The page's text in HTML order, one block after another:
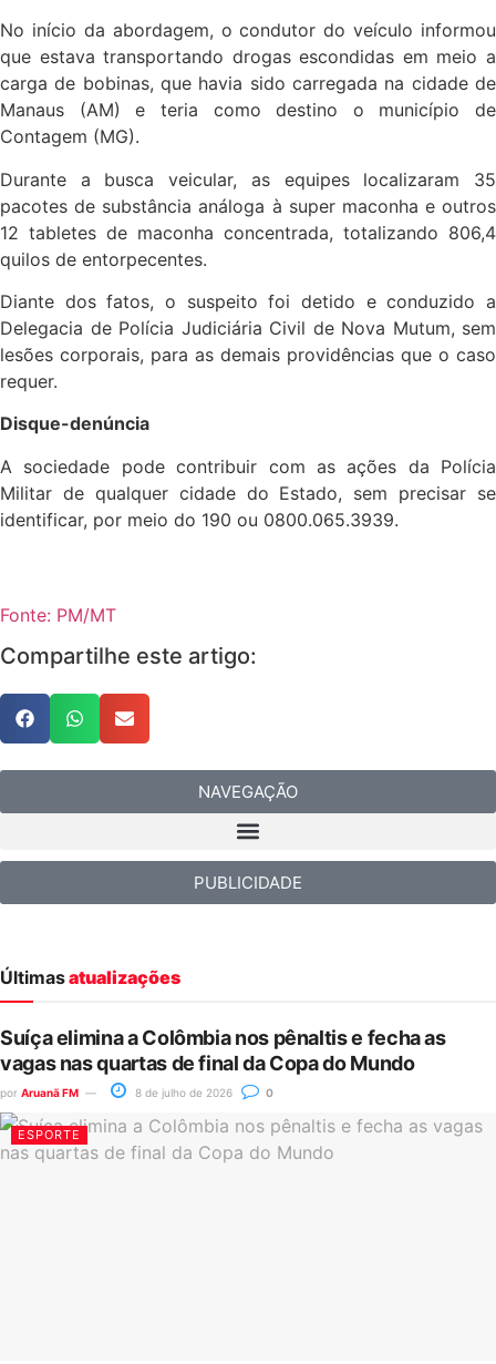
No início da abordagem, o condutor do veículo informou
que estava transportando drogas escondidas em meio a
carga de bobinas, que havia sido carregada na cidade de
Manaus (AM) e teria como destino o município de
Contagem (MG).
Durante a busca veicular, as equipes localizaram 35
pacotes de substância análoga à super maconha e outros
12 tabletes de maconha concentrada, totalizando 806,4
quilos de entorpecentes.
Diante dos fatos, o suspeito foi detido e conduzido a
Delegacia de Polícia Judiciária Civil de Nova Mutum, sem
lesões corporais, para as demais providências que o caso
requer.
Disque-denúncia
A sociedade pode contribuir com as ações da Polícia
Militar de qualquer cidade do Estado, sem precisar se
identificar, por meio do 190 ou 0800.065.3939.
Fonte: PM/MT
Compartilhe este artigo:
NAVEGAÇÃO
PUBLICIDADE
Últimasatualizações
Suíça elimina a Colômbia nos pênaltis e fecha as
vagas nas quartas de final da Copa do Mundo
por Aruanã FM 8 de julho de 2026 0
ESPORTE